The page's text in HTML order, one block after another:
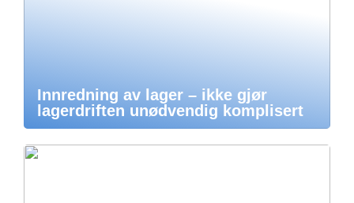
Innredning av lager – ikke gjør
lagerdriften unødvendig komplisert